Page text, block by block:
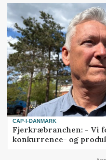
CAP-I-DANMARK
Fjerkræbranchen: - Vi
konkurrence- og